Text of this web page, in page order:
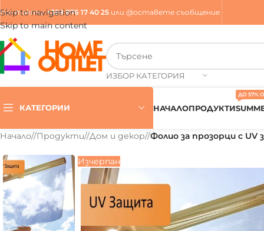
Skip to navigation
Skip to main content
Контакти:+359 876 17 40 25 или @оставете съобщение
ИЗБОР КАТЕГОРИЯ
КАТЕГОРИИ НАЧАЛОПРОДУКТИ
ДО 57%
Начало/ Продукти/ Дом и декор/ Фолио за прозорци с UV
Изчерпан